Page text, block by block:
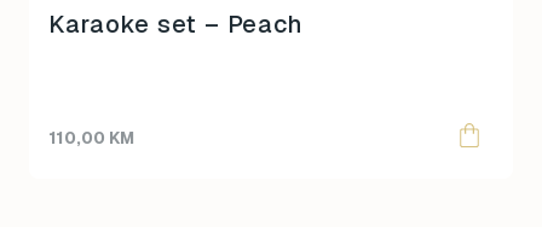
Karaoke set – Peach
110,00 KM